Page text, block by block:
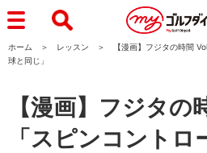
ホーム レッスン
【漫画】フジタの時間
球と同じ」
【漫画】フジタ
「スピンコントロ